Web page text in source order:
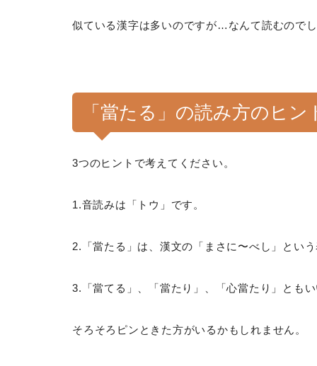
似ている漢字は多いのですが…なんて読むので
「當たる」の読み方のヒン
3つのヒントで考えてください。
1.音読みは「トウ」です。
2.「當たる」は、漢文の「まさに〜べし」とい
3.「當てる」、「當たり」、「心當たり」とも
そろそろピンときた方がいるかもしれません。